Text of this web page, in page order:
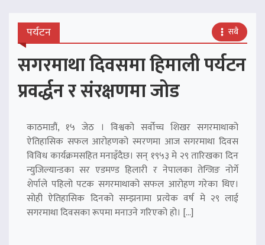
पर्यटन सबै
सगरमाथा दिवसमा हिमाली पर्यटन
प्रवर्द्धन र संरक्षणमा जोड
काठमाडौं, १५ जेठ । विश्वको सर्वोच्च शिखर सगरमाथाको
ऐतिहासिक सफल आरोहणको स्मरणमा आज सगरमाथा दिवस
विविध कार्यक्रमसहित मनाइँदैछ। सन् १९५३ मे २९ तारिखका दिन
न्युजिल्यान्डका सर एडमण्ड हिलारी र नेपालका तेन्जिङ नोर्गे
शेर्पाले पहिलो पटक सगरमाथाको सफल आरोहण गरेका थिए।
सोही ऐतिहासिक दिनको सम्झनामा प्रत्येक वर्ष मे २९ लाई
सगरमाथा दिवसका रूपमा मनाउने गरिएको हो। […]